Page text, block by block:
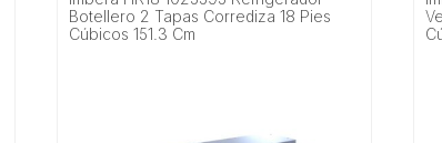
Botellero 2 Tapas Corrediza 18 Pies
Cúbicos 151.3 Cm